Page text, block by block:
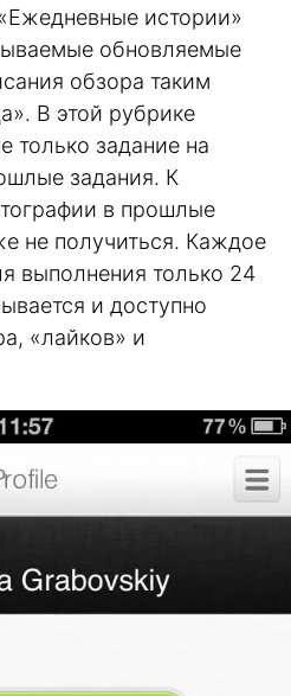
истории»
обновляемые
обзора таким
В этой рубрике
только задание на
задания. К
в прошлые
не получиться. Каждое
выполнения только 24
и доступно
«лайков» и